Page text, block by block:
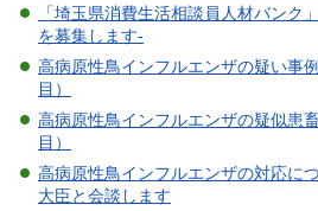
「埼玉県消費生活相談員人材バンク
を募集します-
高病原性鳥インフルエンザの疑い事
目）
高病原性鳥インフルエンザの疑似患
目）
高病原性鳥インフルエンザの対応に
大臣と会談します